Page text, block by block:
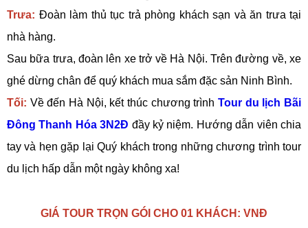
Trưa: Đoàn làm thủ tục trả phòng khách sạn và ăn trưa tại
nhà hàng.
Sau bữa trưa, đoàn lên xe trở về Hà Nội. Trên đường về, xe
ghé dừng chân để quý khách mua sắm đặc sản Ninh Bình.
Tối: Về đến Hà Nội, kết thúc chương trình Tour du lịch Bãi
Đông Thanh Hóa 3N2Đ đầy kỷ niệm. Hướng dẫn viên chia
tay và hẹn gặp lại Quý khách trong những chương trình tour
du lịch hấp dẫn một ngày không xa!
GIÁ TOUR TRỌN GÓI CHO 01 KHÁCH: VNĐ